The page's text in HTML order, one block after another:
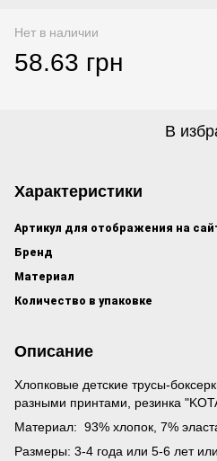
Нет в наличии
58.63 грн
В
Характеристики
Артикул для отображения на
Бренд
Материал
Количество в упаковке
Описание
Хлопковые детские трусы-
разными принтами, резинка
Материал: 93% хлопок, 7%
Размеры: 3-4 года или 5-6 лет